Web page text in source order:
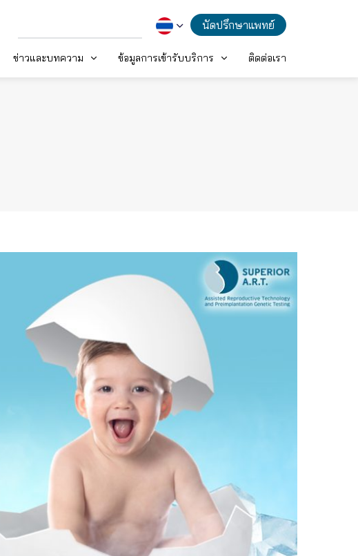
นัดปรึกษาแพทย์
ข่าวและบทความ ข้อมูลการเข้ารับบริการ ติดต่อเรา